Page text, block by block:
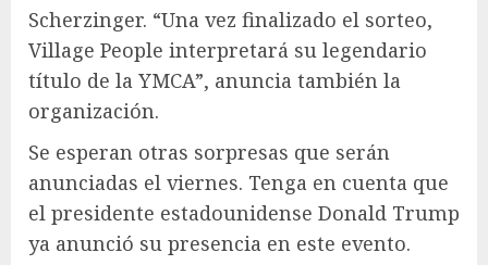
Scherzinger. “Una vez finalizado el sorteo,
Village People interpretará su legendario
título de la YMCA”, anuncia también la
organización.
Se esperan otras sorpresas que serán
anunciadas el viernes. Tenga en cuenta que
el presidente estadounidense Donald Trump
ya anunció su presencia en este evento.